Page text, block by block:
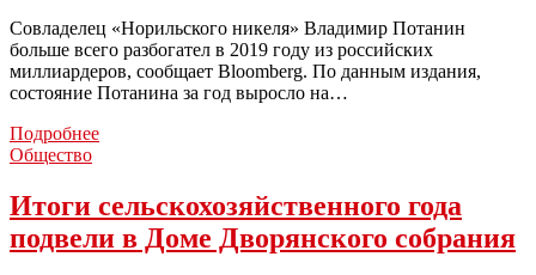
модернизации
и
развития
автомобильных
общего
Совладелец «Норильского никеля» Владимир Потанин
больше всего разбогател в 2019 году из российских
миллиардеров, сообщает Bloomberg. По данным издания,
состояние Потанина за год выросло на…
ПодробнееНазваны
год
российские
Общество
Итоги сельскохозяйственного года
подвели в Доме Дворянского собрания